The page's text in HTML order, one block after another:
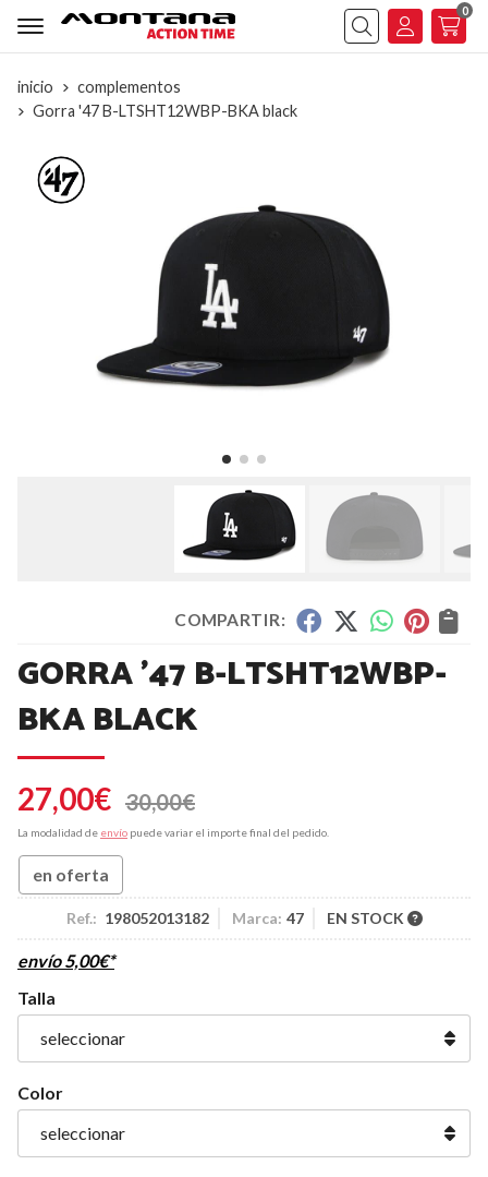
Buscar
0
inicio
complementos
Gorra '47 B-LTSHT12WBP-BKA black
COMPARTIR:
GORRA '47 B-LTSHT12WBP-
BKA BLACK
27,00€ 30,00€
La modalidad de envío puede variar el importe final del pedido.
en oferta
Ref.: 198052013182 Marca: 47 EN STOCK
envío 5,00€*
Talla
Color